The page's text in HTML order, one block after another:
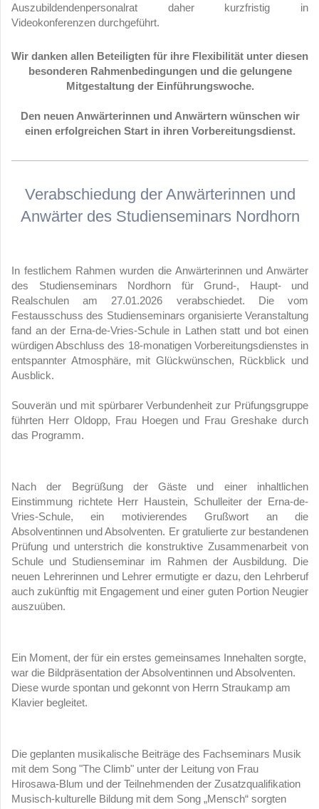
Auszubildendenpersonalrat daher kurzfristig in
Videokonferenzen durchgeführt.
Wir danken allen Beteiligten für ihre Flexibilität unter diesen
besonderen Rahmenbedingungen und die gelungene
Mitgestaltung der Einführungswoche.
Den neuen Anwärterinnen und Anwärtern wünschen wir
einen erfolgreichen Start in ihren Vorbereitungsdienst.
Verabschiedung der Anwärterinnen und
Anwärter des Studienseminars Nordhorn
In festlichem Rahmen wurden die Anwärterinnen und Anwärter
des Studienseminars Nordhorn für Grund-, Haupt- und
Realschulen am 27.01.2026 verabschiedet. Die vom
Festausschuss des Studienseminars organisierte Veranstaltung
fand an der Erna-de-Vries-Schule in Lathen statt und bot einen
würdigen Abschluss des 18-monatigen Vorbereitungsdienstes in
entspannter Atmosphäre, mit Glückwünschen, Rückblick und
Ausblick.
Souverän und mit spürbarer Verbundenheit zur Prüfungsgruppe
führten Herr Oldopp, Frau Hoegen und Frau Greshake durch
das Programm.
Nach der Begrüßung der Gäste und einer inhaltlichen
Einstimmung richtete Herr Haustein, Schulleiter der Erna-de-
Vries-Schule, ein motivierendes Grußwort an die
Absolventinnen und Absolventen. Er gratulierte zur bestandenen
Prüfung und unterstrich die konstruktive Zusammenarbeit von
Schule und Studienseminar im Rahmen der Ausbildung. Die
neuen Lehrerinnen und Lehrer ermutigte er dazu, den Lehrberuf
auch zukünftig mit Engagement und einer guten Portion Neugier
auszuüben.
Ein Moment, der für ein erstes gemeinsames Innehalten sorgte,
war die Bildpräsentation der Absolventinnen und Absolventen.
Diese wurde spontan und gekonnt von Herrn Straukamp am
Klavier begleitet.
Die geplanten musikalische Beiträge des Fachseminars Musik
mit dem Song "The Climb" unter der Leitung von Frau
Hirosawa-Blum und der Teilnehmenden der Zusatzqualifikation
Musisch-kulturelle Bildung mit dem Song „Mensch“ sorgten